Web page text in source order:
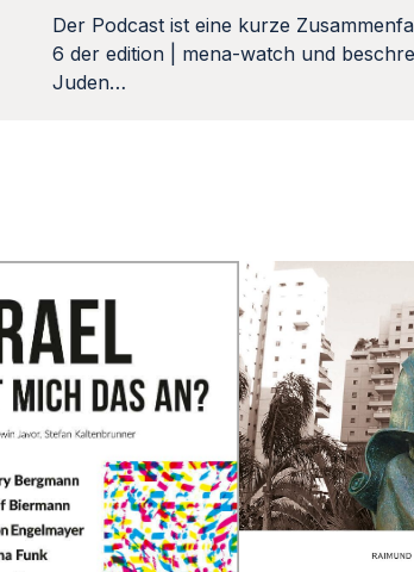
Der Podcast ist eine kurze
6 der edition | mena-watch und
Juden…